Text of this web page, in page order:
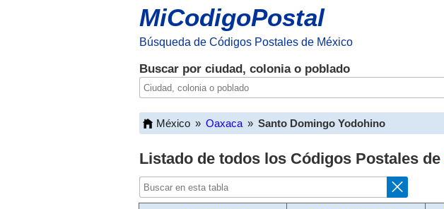
MiCodigoPostal
Búsqueda de Códigos Postales de México
Buscar por ciudad, colonia o poblado
México » Oaxaca » Santo Domingo Yodohino
Listado de todos los Códigos Postales de